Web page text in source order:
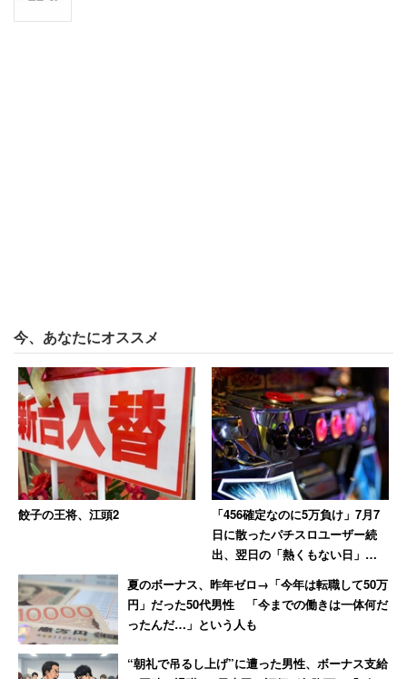
今、あなたにオススメ
餃子の王将、江頭2
「456確定なのに5万負け」7月7
日に散ったパチスロユーザー続
出、翌日の「熱くもない日」に
夏のボーナス、昨年ゼロ→「今年は転職して50万
円」だった50代男性 「今までの働きは一体何だ
ったんだ…」という人も
“朝礼で吊るし上げ”に遭った男性、ボーナス支給